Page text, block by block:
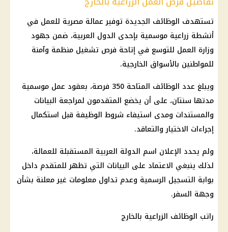
تستهدف الوظائف الجديدة توفير عمالة مصرية للعمل في
أنشطة زراعية موسمية بإحدى الدول العربية، ضمن جهود
وزارة العمل للتوسع في إتاحة فرص تشغيل منظمة وآمنة
للمواطنين بالأسواق الخارجية.
ويبلغ عدد الوظائف المتاحة 350 فرصة، بعقود عمل موسمية
مدتها سنتان، على أن يخضع المتقدمون لمراجعة البيانات
والمستندات ومدى استيفاء شروط الوظيفة قبل استكمال
إجراءات الاختيار والتعاقد.
ولم يحدد الإعلان اسم الدولة العربية المستقبلة للعمالة،
لذلك ينبغي الاعتماد على البيانات التي تظهر للمتقدم داخل
بوابة التسجيل الرسمية وعدم تداول معلومات غير معلنة بشأن
وجهة السفر.
راتب الوظائف الزراعية بالخارج